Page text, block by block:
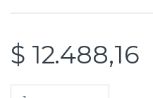
$ 12.488,16